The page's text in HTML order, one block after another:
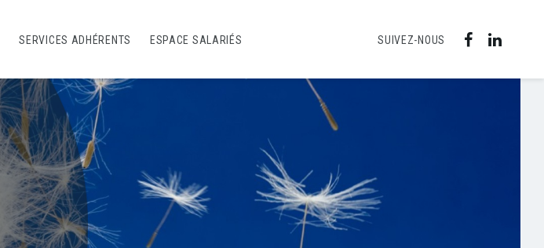
SERVICES ADHÉRENTS ESPACE SALARIÉS SUIVEZ-NOUS